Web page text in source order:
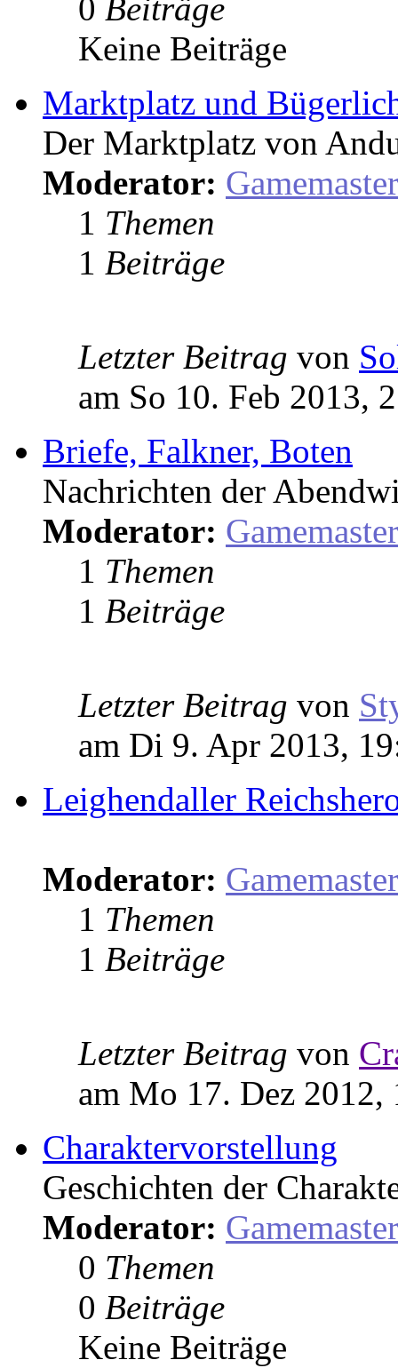
0 Beiträge
Keine Beiträge
Marktplatz und
Der Marktplatz von
Moderator: Gamemaster
1 Themen
1 Beiträge
Letzter Beitrag von
am So 10. Feb 2013,
Briefe, Falkner, Boten
Nachrichten der
Moderator: Gamemaster
1 Themen
1 Beiträge
Letzter Beitrag von
am Di 9. Apr 2013,
Leighendaller
Moderator: Gamemaster
1 Themen
1 Beiträge
Letzter Beitrag von
am Mo 17. Dez 2012,
Charaktervorstellung
Geschichten der
Moderator: Gamemaster
0 Themen
0 Beiträge
Keine Beiträge